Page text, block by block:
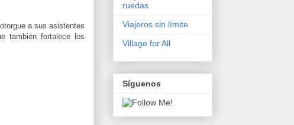
a sus asistentes
también fortalece los
ruedas
Viajeros sin límite
Village for All
Síguenos